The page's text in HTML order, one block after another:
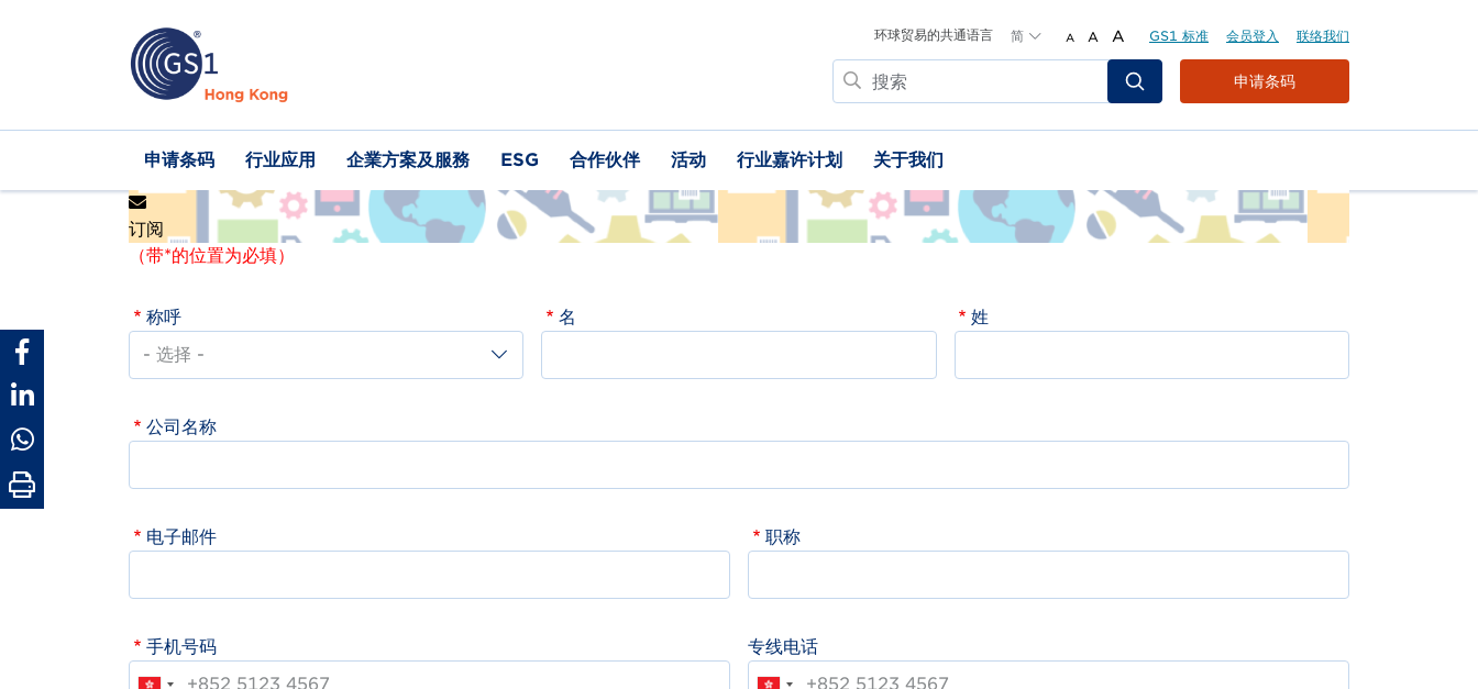
环球贸易的共通语言 简 A A A GS1 标准 会员登入 联络我们
搜
索
Header
Top
Menu
申请条码
Main
navigation
申请条码 行业应用 企業方案及服務 ESG 合作伙伴 活动 行业嘉许计划 关于我们
订阅
（带*的位置为必填）
称呼 名 姓
公司名称
电子邮件 职称
手机号码 专线电话